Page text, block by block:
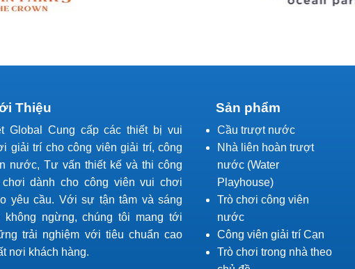
Thiệu
Global Cung cấp các thiết bị vui
giải trí cho công viên giải trí, công
nước, Tư vấn thiết kế và thi công
chơi dành cho công viên vui chơi
yêu cầu. Với sự tận tâm và sáng
không ngừng, chúng tôi mang tới
trải nghiệm với tiêu chuẩn cao
nơi khách hàng.
Sản phẩm
Cầu trượt nước
Nhà liên hoàn trượt
nước (Water
Playhouse)
Trò chơi công viên
nước
Công viên giải trí Cạn
Trò chơi trong nhà theo